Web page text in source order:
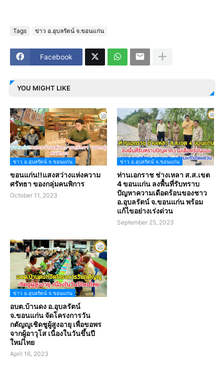
Tags ข่าว อ.อุบลรัตน์ จ.ขอนแก่น
Facebook
YOU MIGHT LIKE
ข่าว อ.อุบลรัตน์ จ.ขอนแก่น
ขอนแก่น!!แสงสว่างแห่งความ
ศรัทธา ของกลุ่มคนพิการ
October 11, 2023
ข่าว อ.อุบลรัตน์ จ.ขอนแก่น
ท่านเอกราช ช่างเหลา ส.ส.เขต
4 ขอนแก่น ลงพื้นที่รับทราบ
ปัญหาความเดือดร้อนของชาว
อ.อุบลรัตน์ จ.ขอนแก่น พร้อม
แก้ไขอย่างเร่งด่วน
September 25, 2023
ข่าว อ.อุบลรัตน์ จ.ขอนแก่น
อบต.บ้านดง อ.อุบลรัตน์
จ.ขอนแก่น จัดโครงการวัน
กตัญญูเชิดชูผู้สูงอายุ เพื่อขอพร
จากผู้อาวุโส เนื่องในวันขึ้นปี
ใหม่ไทย
April 16, 2023